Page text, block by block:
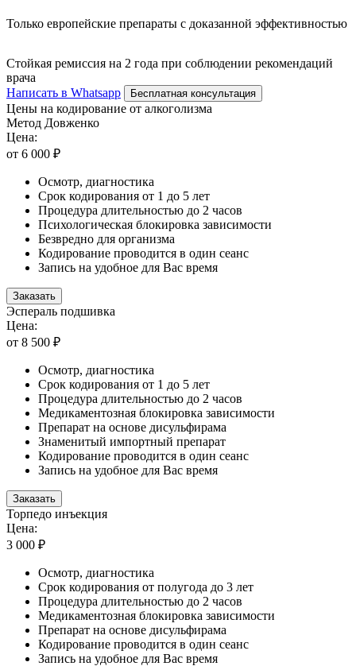
Только европейские препараты с доказанной эффективностью
Стойкая ремиссия на 2 года при соблюдении рекомендаций
врача
Написать в Whatsapp
Бесплатная консультация
Цены на кодирование от алкоголизма
Метод Довженко
Цена:
от 6 000 ₽
Осмотр, диагностика
Срок кодирования от 1 до 5 лет
Процедура длительностью до 2 часов
Психологическая блокировка зависимости
Безвредно для организма
Кодирование проводится в один сеанс
Запись на удобное для Вас время
Заказать
Эспераль подшивка
Цена:
от 8 500 ₽
Осмотр, диагностика
Срок кодирования от 1 до 5 лет
Процедура длительностью до 2 часов
Медикаментозная блокировка зависимости
Препарат на основе дисульфирама
Знаменитый импортный препарат
Кодирование проводится в один сеанс
Запись на удобное для Вас время
Заказать
Торпедо инъекция
Цена:
3 000 ₽
Осмотр, диагностика
Срок кодирования от полугода до 3 лет
Процедура длительностью до 2 часов
Медикаментозная блокировка зависимости
Препарат на основе дисульфирама
Кодирование проводится в один сеанс
Запись на удобное для Вас время